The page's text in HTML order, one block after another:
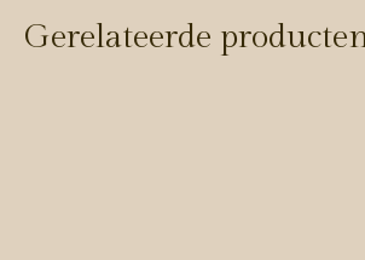
Gerelateerde